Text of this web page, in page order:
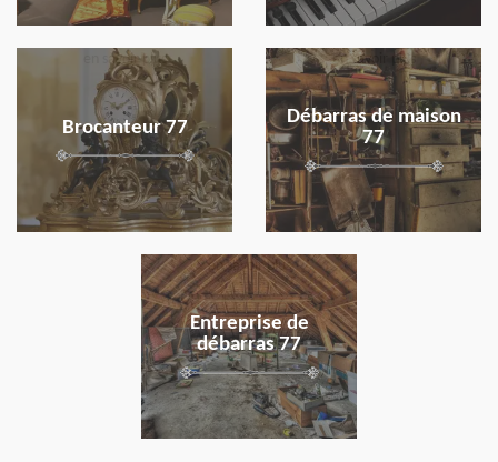
Brocanteur 77
en savoir plus
Débarras de maison
77
en savoir plus
Entreprise de
débarras 77
en savoir plus